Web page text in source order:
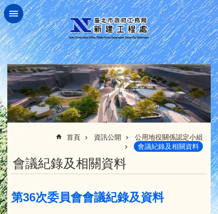
跳到主要內容區塊
首頁 資訊公開
公用地役關係認定小組
會議紀錄及相關資料
會議紀錄及相關資料
第36次委員會會議紀錄及資料